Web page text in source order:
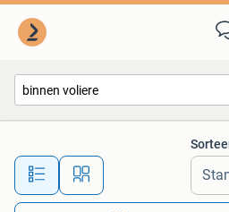
Alle afstanden…